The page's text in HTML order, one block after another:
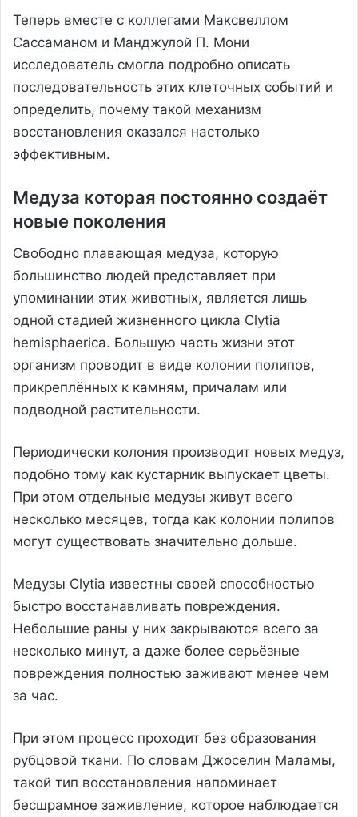
Теперь вместе с коллегами Максвеллом
Сассаманом и Манджулой П. Мони
исследователь смогла подробно описать
последовательность этих клеточных событий и
определить, почему такой механизм
восстановления оказался настолько
эффективным.
Медуза которая постоянно создаёт
новые поколения
Свободно плавающая медуза, которую
большинство людей представляет при
упоминании этих животных, является лишь
одной стадией жизненного цикла Clytia
hemisphaerica. Большую часть жизни этот
организм проводит в виде колонии полипов,
прикреплённых к камням, причалам или
подводной растительности.
Периодически колония производит новых медуз,
подобно тому как кустарник выпускает цветы.
При этом отдельные медузы живут всего
несколько месяцев, тогда как колонии полипов
могут существовать значительно дольше.
Медузы Clytia известны своей способностью
быстро восстанавливать повреждения.
Небольшие раны у них закрываются всего за
несколько минут, а даже более серьёзные
повреждения полностью заживают менее чем
за час.
При этом процесс проходит без образования
рубцовой ткани. По словам Джоселин Маламы,
такой тип восстановления напоминает
бесшрамное заживление, которое наблюдается